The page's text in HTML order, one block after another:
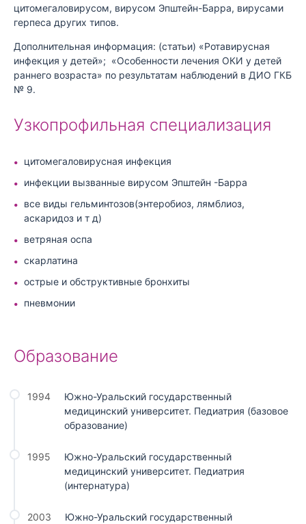
цитомегаловирусом, вирусом Эпштейн-Барра, вирусами
герпеса других типов.
Дополнительная информация: (статьи) «Ротавирусная
инфекция у детей»; «Особенности лечения ОКИ у детей
раннего возраста» по результатам наблюдений в ДИО ГКБ
№ 9.
Узкопрофильная специализация
цитомегаловирусная инфекция
инфекции вызванные вирусом Эпштейн -Барра
все виды гельминтозов(энтеробиоз, лямблиоз,
аскаридоз и т д)
ветряная оспа
скарлатина
острые и обструктивные бронхиты
пневмонии
Образование
1994
Южно-Уральский государственный
медицинский университет. Педиатрия (базовое
образование)
1995
Южно-Уральский государственный
медицинский университет. Педиатрия
(интернатура)
2003
Южно-Уральский государственный